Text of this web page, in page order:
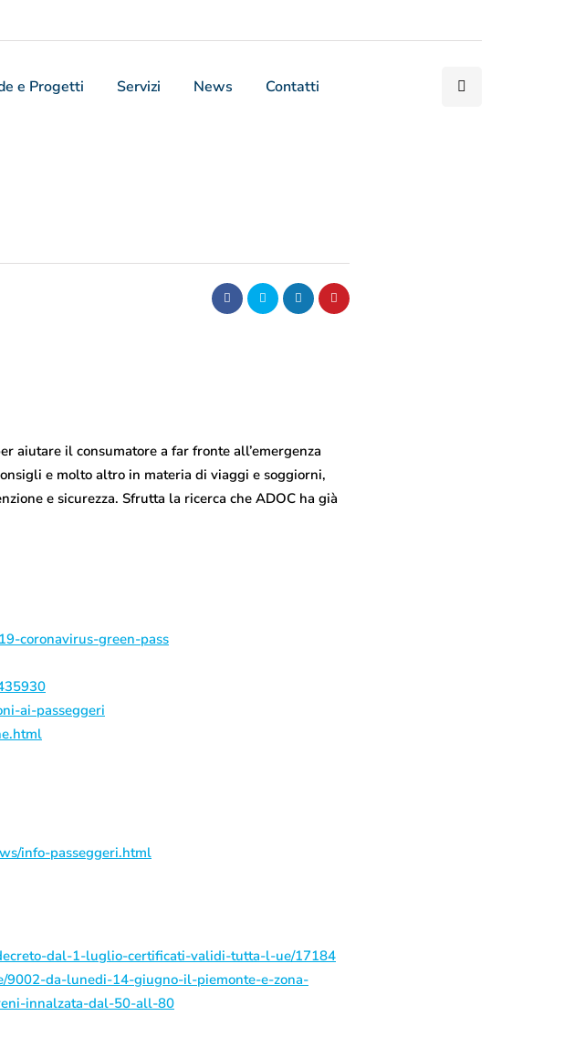
e Progetti Servizi News Contatti
aiutare il consumatore a far fronte all’emergenza
e molto altro in materia di viaggi e soggiorni,
e sicurezza. Sfrutta la ricerca che ADOC ha già
coronavirus-green-pass
ai-passeggeri
info-passeggeri.html
dal-1-luglio-certificati-validi-tutta-l-ue/17184
9002-da-lunedi-14-giugno-il-piemonte-e-zona-
innalzata-dal-50-all-80